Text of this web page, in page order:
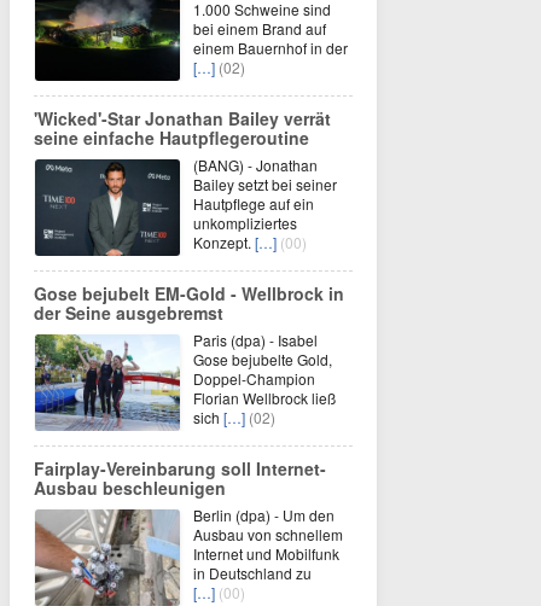
1.000 Schweine sind
bei einem Brand auf
einem Bauernhof in der
[…] (02)
'Wicked'-Star Jonathan Bailey verrät
seine einfache Hautpflegeroutine
(BANG) - Jonathan
Bailey setzt bei seiner
Hautpflege auf ein
unkompliziertes
Konzept. […] (00)
Gose bejubelt EM-Gold - Wellbrock in
der Seine ausgebremst
Paris (dpa) - Isabel
Gose bejubelte Gold,
Doppel-Champion
Florian Wellbrock ließ
sich […] (02)
Fairplay-Vereinbarung soll Internet-
Ausbau beschleunigen
Berlin (dpa) - Um den
Ausbau von schnellem
Internet und Mobilfunk
in Deutschland zu
[…] (00)